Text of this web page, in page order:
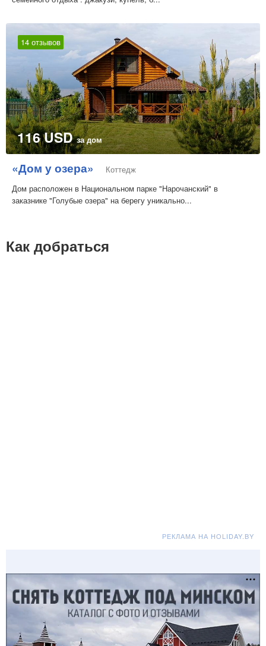
14 отзывов
116 USDза дом
«Дом у озера»
Коттедж
Дом расположен в Национальном парке "Нарочанский" в
заказнике "Голубые озера" на берегу уникально...
Как добраться
РЕКЛАМА НА HOLIDAY.BY